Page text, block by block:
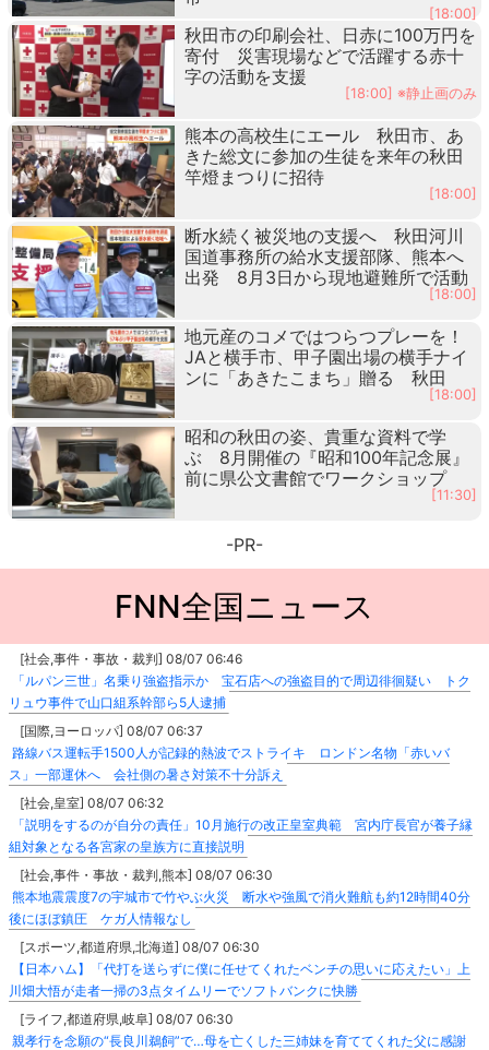
[18:00]
秋田市の印刷会社、日赤に100万円を
寄付 災害現場などで活躍する赤十
字の活動を支援
[18:00] ※静止画のみ
熊本の高校生にエール 秋田市、あ
きた総文に参加の生徒を来年の秋田
竿燈まつりに招待
[18:00]
断水続く被災地の支援へ 秋田河川
国道事務所の給水支援部隊、熊本へ
出発 8月3日から現地避難所で活動
[18:00]
地元産のコメではつらつプレーを！
JAと横手市、甲子園出場の横手ナイ
ンに「あきたこまち」贈る 秋田
[18:00]
昭和の秋田の姿、貴重な資料で学
ぶ 8月開催の『昭和100年記念展』
前に県公文書館でワークショップ
[11:30]
-PR-
FNN全国ニュース
[社会,事件・事故・裁判] 08/07 06:46
「ルパン三世」名乗り強盗指示か 宝石店への強盗目的で周辺徘徊疑い トク
リュウ事件で山口組系幹部ら5人逮捕
[国際,ヨーロッパ] 08/07 06:37
路線バス運転手1500人が記録的熱波でストライキ ロンドン名物「赤いバ
ス」一部運休へ 会社側の暑さ対策不十分訴え
[社会,皇室] 08/07 06:32
「説明をするのが自分の責任」10月施行の改正皇室典範 宮内庁長官が養子縁
組対象となる各宮家の皇族方に直接説明
[社会,事件・事故・裁判,熊本] 08/07 06:30
熊本地震震度7の宇城市で竹やぶ火災 断水や強風で消火難航も約12時間40分
後にほぼ鎮圧 ケガ人情報なし
[スポーツ,都道府県,北海道] 08/07 06:30
【日本ハム】「代打を送らずに僕に任せてくれたベンチの思いに応えたい」上
川畑大悟が走者一掃の3点タイムリーでソフトバンクに快勝
[ライフ,都道府県,岐阜] 08/07 06:30
親孝行を念願の“長良川鵜飼”で…母を亡くした三姉妹を育ててくれた父に感謝